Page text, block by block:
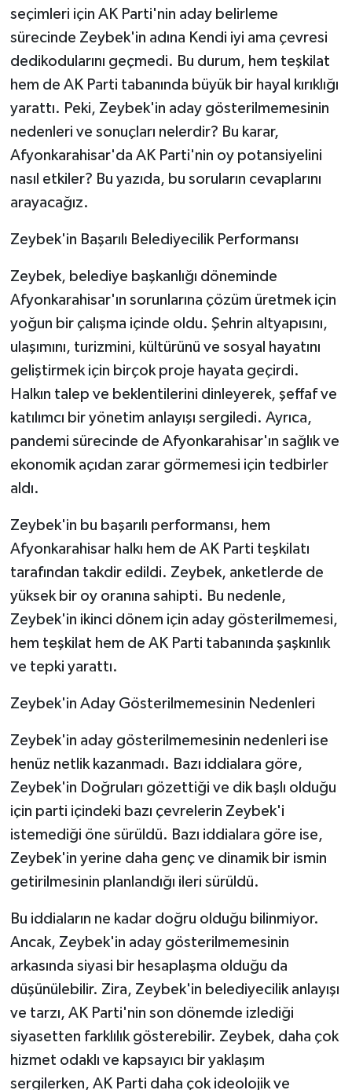
seçimleri için AK Parti'nin aday belirleme
sürecinde Zeybek'in adına Kendi iyi ama çevresi
dedikodularını geçmedi. Bu durum, hem teşkilat
hem de AK Parti tabanında büyük bir hayal kırıklığı
yarattı. Peki, Zeybek'in aday gösterilmemesinin
nedenleri ve sonuçları nelerdir? Bu karar,
Afyonkarahisar'da AK Parti'nin oy potansiyelini
nasıl etkiler? Bu yazıda, bu soruların cevaplarını
arayacağız.
Zeybek'in Başarılı Belediyecilik Performansı
Zeybek, belediye başkanlığı döneminde
Afyonkarahisar'ın sorunlarına çözüm üretmek için
yoğun bir çalışma içinde oldu. Şehrin altyapısını,
ulaşımını, turizmini, kültürünü ve sosyal hayatını
geliştirmek için birçok proje hayata geçirdi.
Halkın talep ve beklentilerini dinleyerek, şeffaf ve
katılımcı bir yönetim anlayışı sergiledi. Ayrıca,
pandemi sürecinde de Afyonkarahisar'ın sağlık ve
ekonomik açıdan zarar görmemesi için tedbirler
aldı.
Zeybek'in bu başarılı performansı, hem
Afyonkarahisar halkı hem de AK Parti teşkilatı
tarafından takdir edildi. Zeybek, anketlerde de
yüksek bir oy oranına sahipti. Bu nedenle,
Zeybek'in ikinci dönem için aday gösterilmemesi,
hem teşkilat hem de AK Parti tabanında şaşkınlık
ve tepki yarattı.
Zeybek'in Aday Gösterilmemesinin Nedenleri
Zeybek'in aday gösterilmemesinin nedenleri ise
henüz netlik kazanmadı. Bazı iddialara göre,
Zeybek'in Doğruları gözettiği ve dik başlı olduğu
için parti içindeki bazı çevrelerin Zeybek'i
istemediği öne sürüldü. Bazı iddialara göre ise,
Zeybek'in yerine daha genç ve dinamik bir ismin
getirilmesinin planlandığı ileri sürüldü.
Bu iddiaların ne kadar doğru olduğu bilinmiyor.
Ancak, Zeybek'in aday gösterilmemesinin
arkasında siyasi bir hesaplaşma olduğu da
düşünülebilir. Zira, Zeybek'in belediyecilik anlayışı
ve tarzı, AK Parti'nin son dönemde izlediği
siyasetten farklılık gösterebilir. Zeybek, daha çok
hizmet odaklı ve kapsayıcı bir yaklaşım
sergilerken, AK Parti daha çok ideolojik ve